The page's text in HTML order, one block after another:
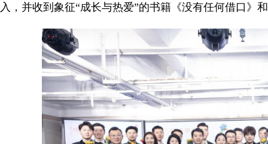
入，并收到象征“成长与热爱”的书籍《没有任何借口》